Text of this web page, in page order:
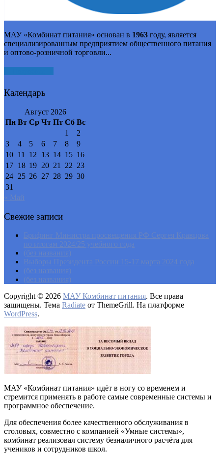
МАУ «Комбинат питания» основан в 1963 году, является
специализированным предприятием общественного питания
и оптово-розничной торговли...
Календарь
Август 2026
Пн Вт Ср Чт Пт Сб Вс
1
2
3
4 5 6 7 8
9
10 11 12 13 14 15 16
17 18 19 20 21 22 23
24 25 26 27 28 29 30
31
« Май
Свежие записи
Брифинг Министра просвещения РФ Сергея Кравцова
по итогам 2024/25 учебного года
(без названия)
Выборы Президента России 15-17 марта 2024 года
(без названия)
(без названия)
Copyright © 2026 МАУ Комбинат питания. Все права
защищены. Тема Radiate от ThemeGrill. На платформе
WordPress.
МАУ «Комбинат питания» идёт в ногу со временем и
стремится применять в работе самые современные системы и
программное обеспечение.
Для обеспечения более качественного обслуживания в
столовых, совместно с компанией «Умные системы»,
комбинат реализовал систему безналичного расчёта для
учеников и сотрудников школ.